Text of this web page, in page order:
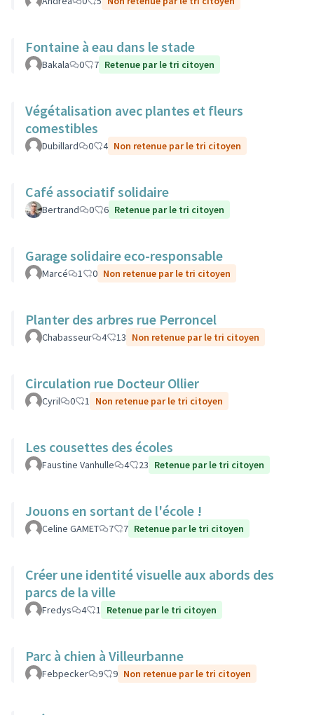
Fontaine à eau dans le stade
Bakala 0 7 Retenue par le tri citoyen
Végétalisation avec plantes et fleurs
comestibles
Dubillard 0 4 Non retenue par le tri citoyen
Café associatif solidaire
Bertrand 0 6 Retenue par le tri citoyen
Garage solidaire eco-responsable
Marcé 1 0 Non retenue par le tri citoyen
Planter des arbres rue Perroncel
Chabasseur 4 13 Non retenue par le tri citoyen
Circulation rue Docteur Ollier
Cyril 0 1 Non retenue par le tri citoyen
Les cousettes des écoles
Faustine Vanhulle 4 23 Retenue par le tri citoyen
Jouons en sortant de l'école !
Celine GAMET 7 7 Retenue par le tri citoyen
Créer une identité visuelle aux abords des
parcs de la ville
Fredys 4 1 Retenue par le tri citoyen
Parc à chien à Villeurbanne
Febpecker 9 9 Non retenue par le tri citoyen